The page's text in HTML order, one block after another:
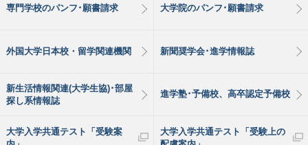
専門学校のパンフ･願書請求 大学院のパンフ･願書請求
外国大学日本校・留学関連機関 新聞奨学会･進学情報誌
新生活情報関連(大学生協)･部屋
探し系情報誌
進学塾･予備校、高卒認定予備校
大学入学共通テスト「受験案
大学入学共通テスト「受験上の